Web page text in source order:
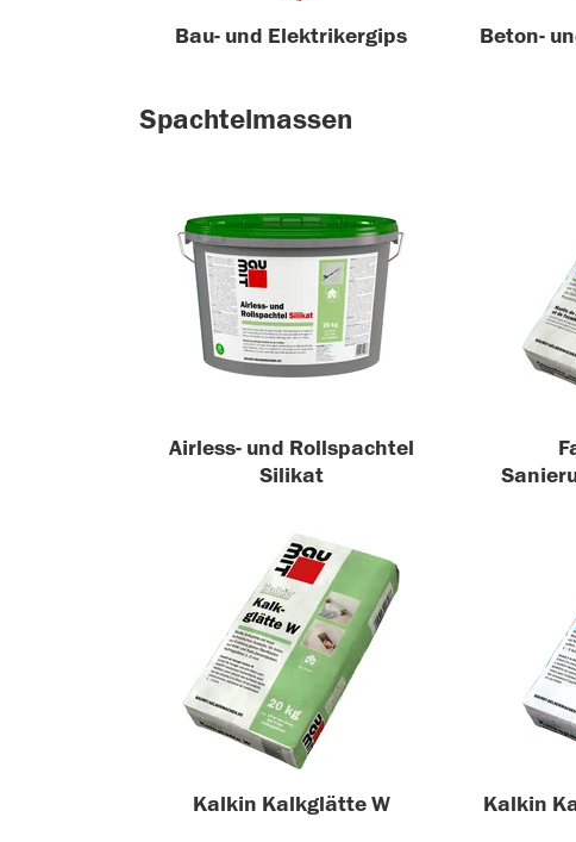
Bau- und Elektrikergips Beton-
Spachtelmassen
Airless- und Rollspachtel
Silikat
Kalkin Kalkglätte W Kalkin